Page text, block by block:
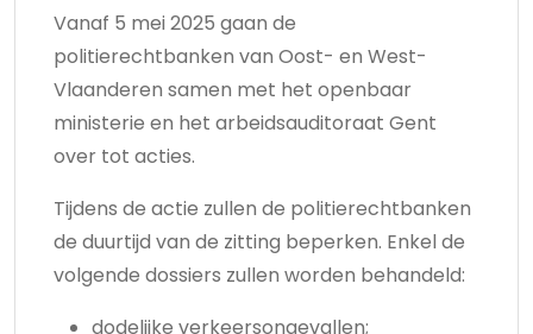
Vanaf 5 mei 2025 gaan de
politierechtbanken van Oost- en West-
Vlaanderen samen met het openbaar
ministerie en het arbeidsauditoraat Gent
over tot acties.
Tijdens de actie zullen de politierechtbanken
de duurtijd van de zitting beperken. Enkel de
volgende dossiers zullen worden behandeld:
dodelijke verkeersongevallen;